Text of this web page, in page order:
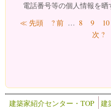
電話番号等の個人情報を
ページ
≪ 先頭 ? 前 … 8 9 10
次 ?
建築家紹介センター・TOP 建